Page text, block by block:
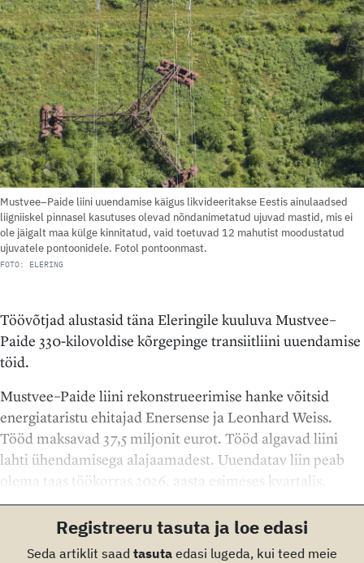
Mustvee–Paide liini uuendamise käigus likvideeritakse Eestis ainulaadsed
liigniiskel pinnasel kasutuses olevad nõndanimetatud ujuvad mastid, mis ei
ole jäigalt maa külge kinnitatud, vaid toetuvad 12 mahutist moodustatud
ujuvatele pontoonidele. Fotol pontoonmast.
FOTO: ELERING
Töövõtjad alustasid täna Eleringile kuuluva Mustvee–
Paide 330-kilovoldise kõrgepinge transiitliini uuendamise
töid.
Mustvee–Paide liini rekonstrueerimise hanke võitsid
energiataristu ehitajad Enersense ja Leonhard Weiss.
Tööd maksavad 37,5 miljonit eurot. Tööd algavad liini
lahti ühendamisega alajaamadest. Uuendatav liin peab
olema taas töökorras 2026. aasta esimeses kvartalis.
Registreeru tasuta ja loe edasi
Seda artiklit saad tasuta edasi lugeda, kui teed meie